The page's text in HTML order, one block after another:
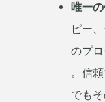
唯一
ピー
のプ
。信
でも